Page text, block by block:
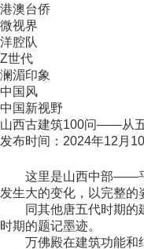
港澳台侨
微视界
洋腔队
Z世代
澜湄印象
中国风
中国新视野
山西古建筑100问——从
发布时间：2024年12月
这里是山西中部——平遥
发生大的变化，以完整
同其他唐五代时期的建
时期的题记墨迹。
万佛殿在建筑功能和结